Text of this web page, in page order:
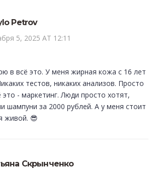
Petrov
5, 2025 AT 12:11
в всё это. У меня жирная кожа с 16 лет
тестов, никаких анализов. Просто
- маркетинг. Люди просто хотят,
шампуни за 2000 рублей. А у меня стоит
живой. 😎
Скрынченко